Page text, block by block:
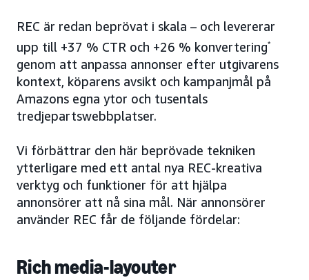
REC är redan beprövat i skala – och levererar
upp till +37 % CTR och +26 % konvertering*
genom att anpassa annonser efter utgivarens
kontext, köparens avsikt och kampanjmål på
Amazons egna ytor och tusentals
tredjepartswebbplatser.
Vi förbättrar den här beprövade tekniken
ytterligare med ett antal nya REC-kreativa
verktyg och funktioner för att hjälpa
annonsörer att nå sina mål. När annonsörer
använder REC får de följande fördelar:
Rich media-layouter